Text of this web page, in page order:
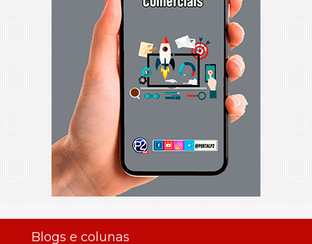
Blogs e colunas